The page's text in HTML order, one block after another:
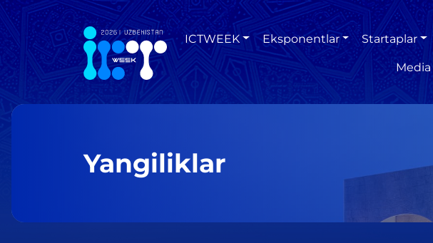
ICTWEEK Eksponentlar Startaplar
Media
Yangiliklar